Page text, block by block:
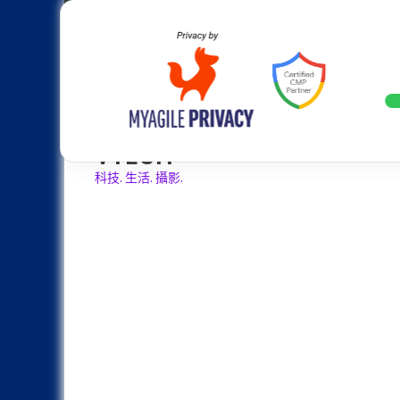
Skip
設計往旗艦機靠攏：Samsung
VTECH
科技. 生活. 攝影.